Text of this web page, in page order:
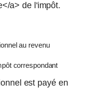
a> de l'impôt.
au revenu
correspondant
est payé en